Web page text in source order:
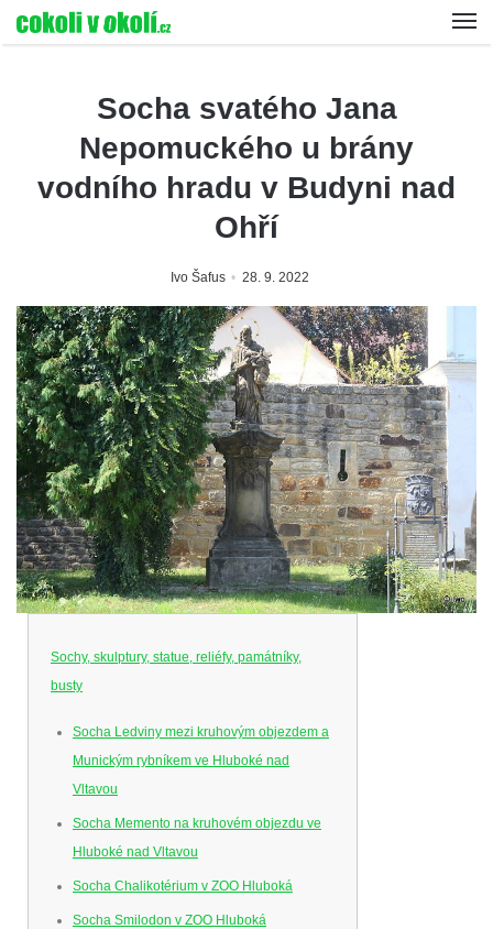
Socha svatého Jana
Nepomuckého u brány
vodního hradu v Budyni nad
Ohří
Ivo Šafus 28. 9. 2022
Sochy, skulptury, statue, reliéfy, památníky,
busty
Socha Ledviny mezi kruhovým objezdem a
Munickým rybníkem ve Hluboké nad
Vltavou
Socha Memento na kruhovém objezdu ve
Hluboké nad Vltavou
Socha Chalikotérium v ZOO Hluboká
Socha Smilodon v ZOO Hluboká